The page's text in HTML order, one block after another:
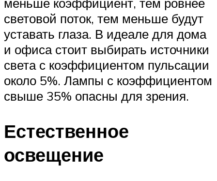
световой поток, тем меньше будут
уставать глаза. В идеале для дома
и офиса стоит выбирать источники
света с коэффициентом пульсации
около 5%. Лампы с коэффициентом
свыше 35% опасны для зрения.
Естественное
освещение